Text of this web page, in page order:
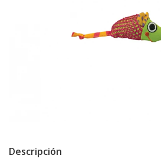
Descripción